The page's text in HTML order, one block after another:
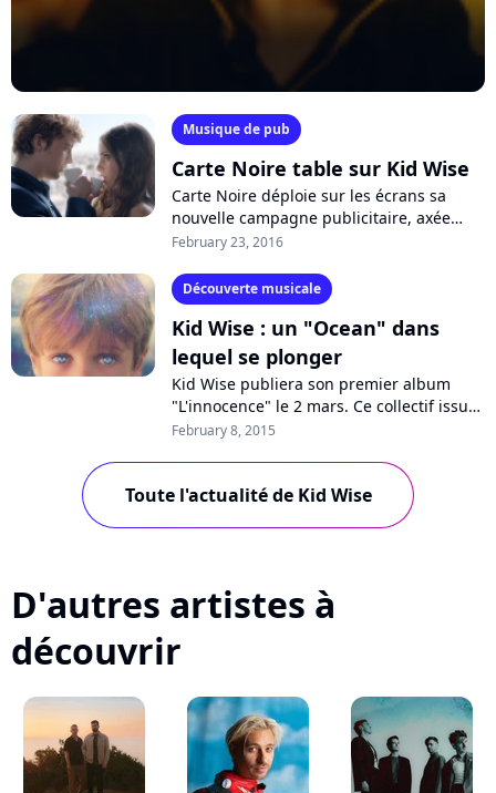
Musique de pub
Carte Noire table sur Kid Wise
Carte Noire déploie sur les écrans sa
nouvelle campagne publicitaire, axée
autour de la rencontre et de la séduction.
February 23, 2016
Découverte musicale
Kid Wise : un "Ocean" dans
lequel se plonger
Kid Wise publiera son premier album
"L'innocence" le 2 mars. Ce collectif issu
de Toulouse nous ouvre les portes de son
February 8, 2015
Toute l'actualité de Kid Wise
D'autres artistes à
découvrir